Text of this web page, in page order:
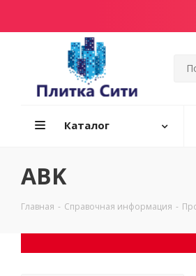
Каталог
ABK
Главная - Справочная информация -